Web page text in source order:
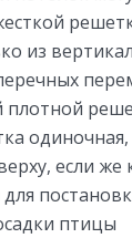
из
плотной
если же
для
птицы